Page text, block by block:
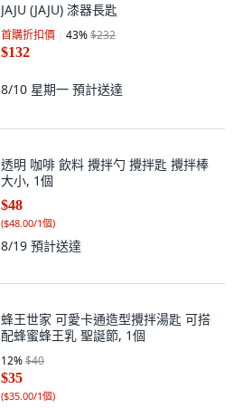
JAJU (JAJU) 漆器長匙
首購折扣價 43%$232
$132
8/10 星期一 預計送達
透明 咖啡 飲料 攪拌勺 攪拌匙 攪拌棒
大小, 1個
$48
($48.00/1個)
8/19 預計送達
蜂王世家 可愛卡通造型攪拌湯匙 可搭
配蜂蜜蜂王乳 聖誕節, 1個
12%$40
$35
($35.00/1個)